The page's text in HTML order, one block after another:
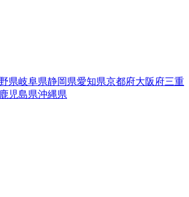
県岐阜県静岡県愛知県京都府大阪府三重
鹿児島県沖縄県